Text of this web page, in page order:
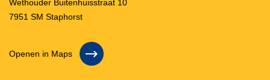
Wethouder Buitenhuisstraat 10
7951 SM Staphorst
Openen in Maps